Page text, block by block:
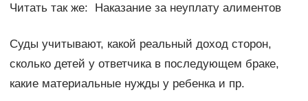
Читать так же: Наказание за неуплату алиментов
Суды учитывают, какой реальный доход сторон,
сколько детей у ответчика в последующем браке,
какие материальные нужды у ребенка и пр.